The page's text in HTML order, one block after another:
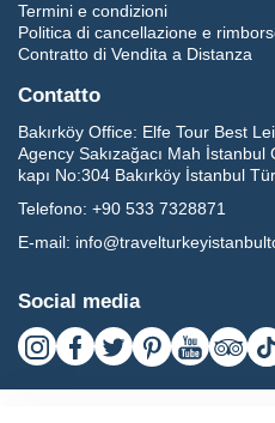
Termini e condizioni
Politica di cancellazione e
Contratto di Vendita a Distanza
Contatto
Bakırköy Office: Elfe Tour Best
Agency Sakızağacı Mah
kapı No:304 Bakırköy İstanbul
Telefono: +90 533 7328871
E-mail:
Social media